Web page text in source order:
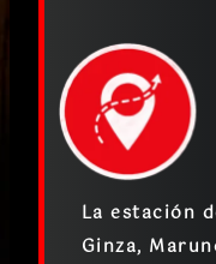
La estación
Ginza,